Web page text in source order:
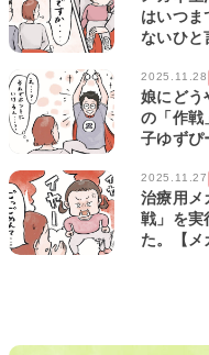
はいつ
ないひと
2025.11.28
娘にどう
の「作戦
子ゆずぴ
2025.11.27
治療用メ
戦」を実
た。【メ